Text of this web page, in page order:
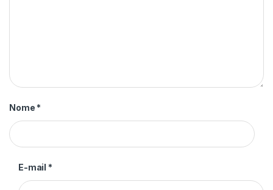
Nome *
E-mail *